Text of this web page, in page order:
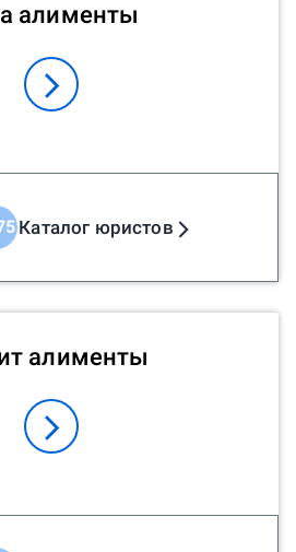
алименты
Каталог юристов
алименты